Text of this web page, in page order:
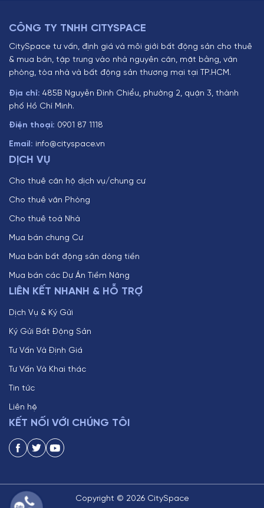
CÔNG TY TNHH CITYSPACE
CitySpace tư vấn, định giá và môi giới bất động sản cho thuê
& mua bán, tập trung vào nhà nguyên căn, mặt bằng, văn
phòng, tòa nhà và bất động sản thương mại tại TP.HCM.
Địa chỉ: 485B Nguyễn Đình Chiểu, phường 2, quận 3, thành
phố Hồ Chí Minh.
Điện thoại: 0901 87 1118
Email: info@cityspace.vn
DỊCH VỤ
Cho thuê căn hộ dịch vụ/chung cư
Cho thuê văn Phòng
Cho thuê toà Nhà
Mua bán chung Cư
Mua bán bất động sản dòng tiền
Mua bán các Dự Án Tiềm Năng
LIÊN KẾT NHANH & HỖ TRỢ
Dịch Vụ & Ký Gửi
Ký Gửi Bất Động Sản
Tư Vấn Và Định Giá
Tư Vấn Và Khai thác
Tin tức
Liên hệ
KẾT NỐI VỚI CHÚNG TÔI
Copyright © 2026 CitySpace